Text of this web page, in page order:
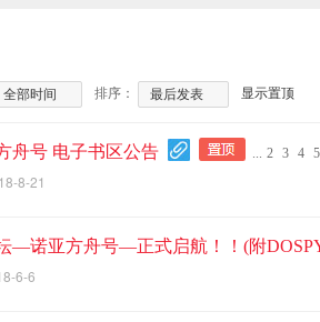
全部时间 排序： 最后发表 显示置顶
舟号 电子书区公告 ... 2 3 4 5
8-21
—诺亚方舟号—正式启航！！(附
6-6